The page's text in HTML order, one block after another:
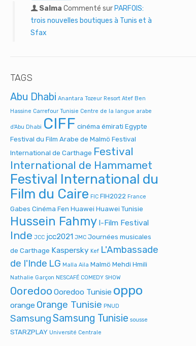
Salma Commenté sur PARFOIS:
trois nouvelles boutiques à Tunis et à
Sfax
TAGS
Abu Dhabi Anantara Tozeur Resort Atef Ben
Hassine Carrefour Tunisie Centre de la langue arabe
d'Abu Dhabi CIFF cinéma émirati Egypte
Festival du Film Arabe de Malmö Festival
International de Carthage Festival
International de Hammamet
Festival International du
Film du Caire FIC FIH2022 France
Gabes Cinéma Fen Huawei Huawei Tunisie
Hussein Fahmy I-Film Festival
Inde JCC jcc2021 JMC Journées musicales
de Carthage Kaspersky Kef L'Ambassade
de l'Inde LG Malla Aila Malmö Mehdi Hmili
Nathalie Garçon NESCAFÉ COMEDY SHOW
Ooredoo Ooredoo Tunisie oppo
orange Orange Tunisie PNUD
SamsungSamsung Tunisie sousse
STARZPLAY Université Centrale